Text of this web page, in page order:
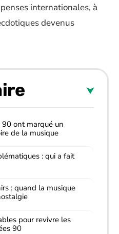
internationales, à
devenus
90 ont marqué un
de la musique
: qui a fait
: quand la musique
pour revivre les
90